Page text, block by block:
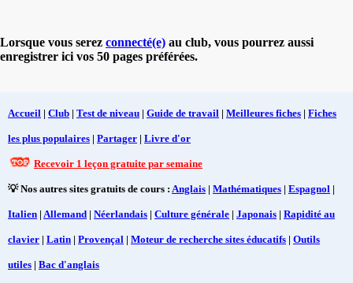
Lorsque vous serez connecté(e) au club, vous pourrez aussi
enregistrer ici vos 50 pages préférées.
Accueil | Club | Test de niveau | Guide de travail | Meilleures fiches | Fiches
les plus populaires | Partager | Livre d'or
Recevoir 1 leçon gratuite par semaine
💡 Nos autres sites gratuits de cours : Anglais | Mathématiques | Espagnol |
Italien | Allemand | Néerlandais | Culture générale | Japonais | Rapidité au
clavier | Latin | Provençal | Moteur de recherche sites éducatifs | Outils
utiles | Bac d'anglais